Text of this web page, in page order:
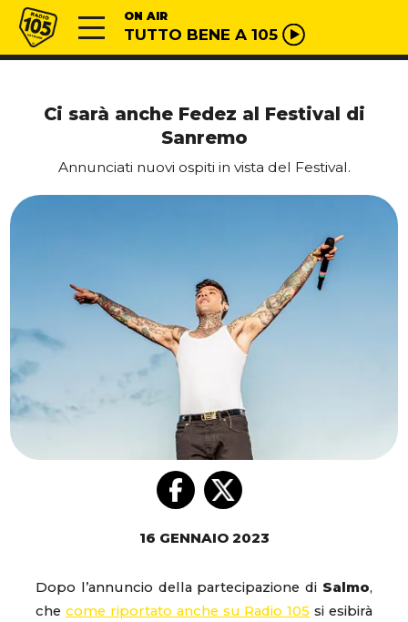
Vai al contenuto
Radio 105 ON AIR
TUTTO BENE A 105
Ci sarà anche Fedez al Festival di
Sanremo
Annunciati nuovi ospiti in vista del Festival.
16 GENNAIO 2023
Dopo l’annuncio della partecipazione di Salmo,
che come riportato anche su Radio 105 si esibirà